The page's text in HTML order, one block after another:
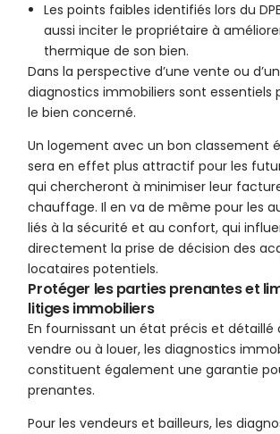
Les points faibles identifiés lors du
aussi inciter le propriétaire à
thermique de son bien.
Dans la perspective d’une vente ou
diagnostics immobiliers sont essentiels
le bien concerné.
Un logement avec un bon classement
sera en effet plus attractif pour les
qui chercheront à minimiser leur
chauffage. Il en va de même pour les
liés à la sécurité et au confort, qui
directement la prise de décision des
locataires potentiels.
Protéger les parties prenantes et
litiges immobiliers
En fournissant un état précis et détaillé
vendre ou à louer, les diagnostics
constituent également une garantie
prenantes.
Pour les vendeurs et bailleurs, les